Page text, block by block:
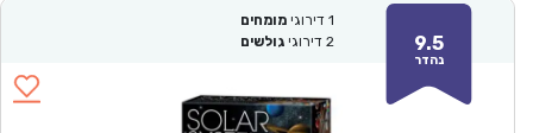
9.5
נהדר
1 דירוגי מומחים
2 דירוגי גולשים